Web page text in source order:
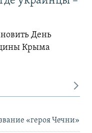
День
Крыма
«героя Чечни»